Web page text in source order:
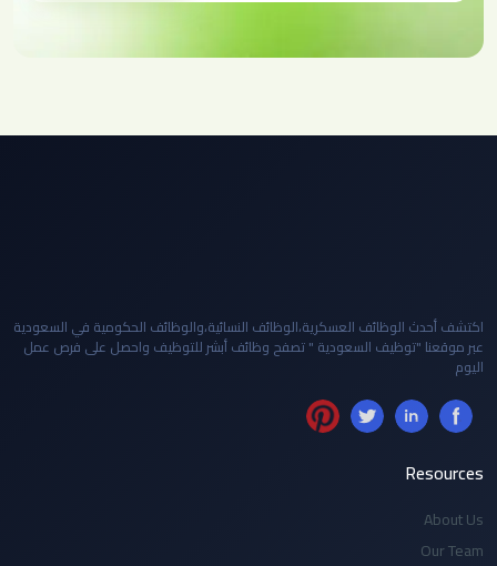
اكتشف أحدث الوظائف العسكرية،الوظائف النسائية،والوظائف الحكومية في السعودية
عبر موقعنا "توظيف السعودية " تصفح وظائف أبشر للتوظيف واحصل على فرص عمل
اليوم
Resources
About Us
Our Team